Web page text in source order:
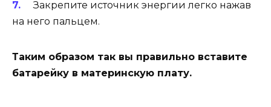
Закрепите источник энергии легко нажав
на него пальцем.
Таким образом так вы правильно вставите
батарейку в материнскую плату.